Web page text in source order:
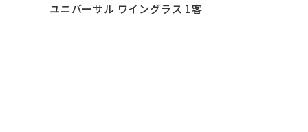
ユニバーサル ワイングラス 1客